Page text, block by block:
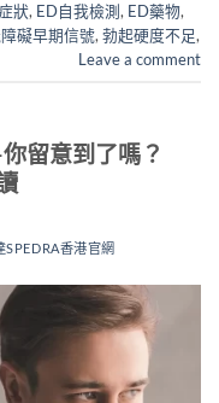
狀, ED自我檢測, ED藥物,
礙早期信號,勃起硬度不足,
Leave a comment
留意到了嗎？
SPEDRA香港官網